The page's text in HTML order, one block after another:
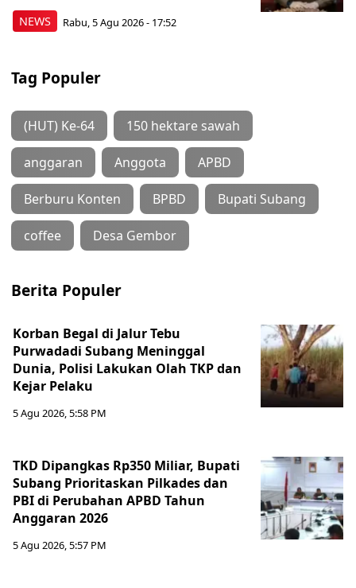
NEWS Rabu, 5 Agu 2026 - 17:52
Tag Populer
(HUT) Ke-64 150 hektare sawah
anggaran Anggota APBD
Berburu Konten BPBD Bupati Subang
coffee Desa Gembor
Berita Populer
Korban Begal di Jalur Tebu
Purwadadi Subang Meninggal
Dunia, Polisi Lakukan Olah TKP dan
Kejar Pelaku
5 Agu 2026, 5:58 PM
TKD Dipangkas Rp350 Miliar, Bupati
Subang Prioritaskan Pilkades dan
PBI di Perubahan APBD Tahun
Anggaran 2026
5 Agu 2026, 5:57 PM